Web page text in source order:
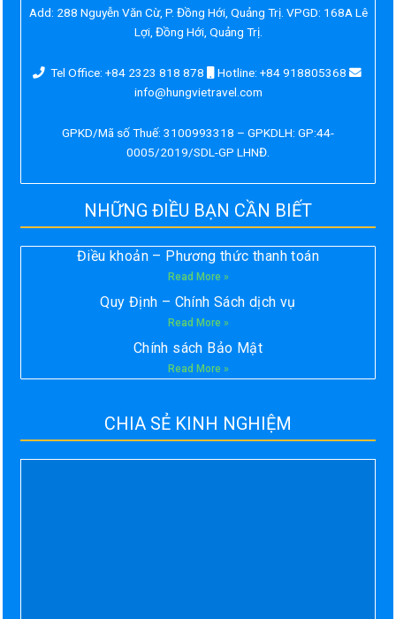
Add: 288 Nguyễn Văn Cừ, P. Đồng Hới, Quảng Trị. VPGD: 168A Lê
Lợi, Đồng Hới, Quảng Trị.
Tel Office: +84 2323 818 878
Hotline: +84 918805368
info@hungvietravel.com
GPKD/Mã số Thuế: 3100993318 – GPKDLH: GP:44-
0005/2019/SDL-GP LHNĐ.
NHỮNG ĐIỀU BẠN CẦN BIẾT
Điều khoản – Phương thức thanh toán
Read More »
Quy Định – Chính Sách dịch vụ
Read More »
Chính sách Bảo Mật
Read More »
CHIA SẺ KINH NGHIỆM